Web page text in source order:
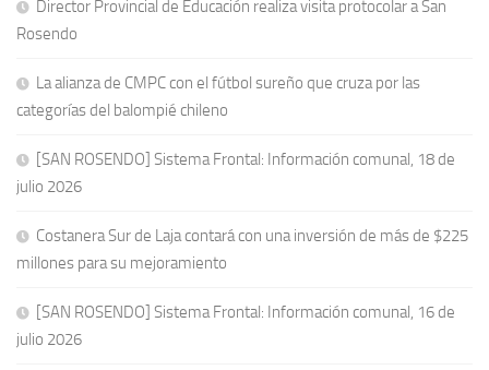
Director Provincial de Educación realiza visita protocolar a San
Rosendo
La alianza de CMPC con el fútbol sureño que cruza por las
categorías del balompié chileno
[SAN ROSENDO] Sistema Frontal: Información comunal, 18 de
julio 2026
Costanera Sur de Laja contará con una inversión de más de $225
millones para su mejoramiento
[SAN ROSENDO] Sistema Frontal: Información comunal, 16 de
julio 2026